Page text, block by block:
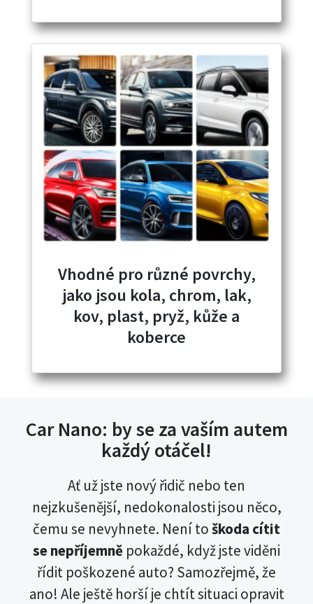
Vhodné pro různé povrchy,
jako jsou kola, chrom, lak,
kov, plast, pryž, kůže a
koberce
Car Nano: by se za vaším autem
každý otáčel!
Ať už jste nový řidič nebo ten
nejzkušenější, nedokonalosti jsou něco,
čemu se nevyhnete. Není toškoda cítit
se nepříjemně pokaždé, když jste viděni
řídit poškozené auto? Samozřejmě, že
ano! Ale ještě horší je chtít situaci opravit